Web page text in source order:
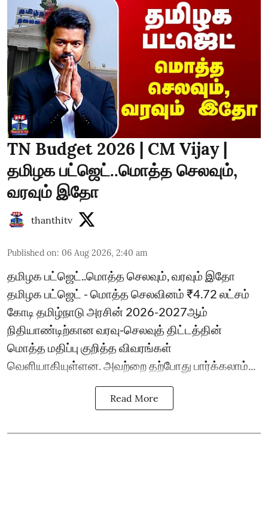
TN Budget 2026 | CM Vijay |
தமிழக பட்ஜெட்..மொத்த செலவும்,
வரவும் இதோ
thanthitv
Published on: 06 Aug 2026, 2:40 am
தமிழக பட்ஜெட்..மொத்த செலவும், வரவும் இதோ
தமிழக பட்ஜெட் - மொத்த செலவினம் ₹4.72 லட்சம்
கோடி தமிழ்நாடு அரசின் 2026-2027ஆம்
நிதியாண்டிற்கான வரவு-செலவுத் திட்டத்தின்
மொத்த மதிப்பு குறித்த விவரங்கள்
வெளியாகியுள்ளன. அவற்றை தற்போது பார்க்கலாம்...
Read More